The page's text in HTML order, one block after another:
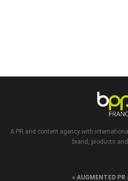
A PR and content agency with
brand, products and
« AUGMENTED PR